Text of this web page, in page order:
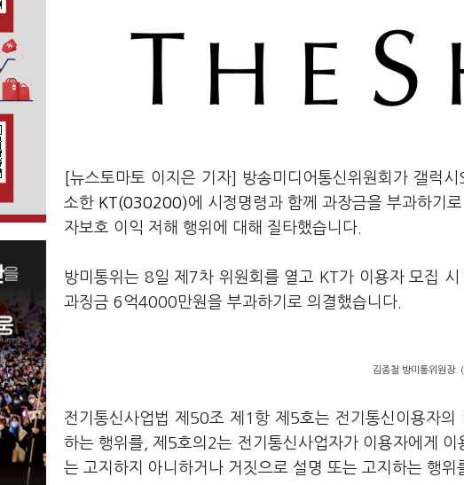
[뉴스토마토 이지은 기자] 방송미디어통신위원회가 갤럭
소한 KT(030200)에 시정명령과 함께 과장금을 부과하기
자보호 이익 저해 행위에 대해 질타했습니다.
방미통위는 8일 제7차 위원회를 열고 KT가 이용자 모집
과징금 6억4000만원을 부과하기로 의결했습니다.
김종철 방미통위원장.
전기통신사업법 제50조 제1항 제5호는 전기통신이용자
하는 행위를, 제5호의2는 전기통신사업자가 이용자에게
는 고지하지 아니하거나 거짓으로 설명 또는 고지하는 행위